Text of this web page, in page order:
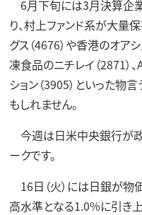
6月下旬には3月決算企
り、村上ファンド系が大量
グス（4676）や香港のオア
凍食品のニチレイ（2871）
ション（3905）といった物
もしれません。
今週は日米中央銀行が
ークです。
16日（火）には日銀が
高水準となる1.0%に引き